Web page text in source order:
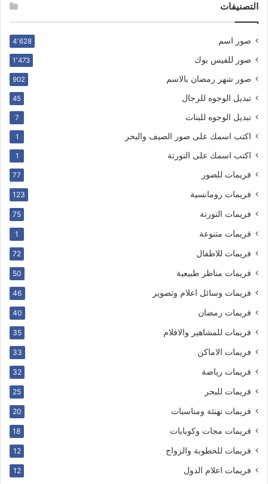
التصنيفات
صور اسم 4٬628
صور للفيس بوك 1٬473
صور شهر رمضان بالاسم 902
تبديل الوجوه للرجال 45
تبديل الوجوه للبنات 7
اكتب اسمك على صور الصيف والبحر 1
اكتب اسمك على التورتة 1
فريمات للصور 77
فريمات رومانسية 123
فريمات التورتة 75
فريمات متنوعة 1
فريمات للاطفال 72
فريمات مناظر طبيعية 50
فريمات وسائل اعلام وتصوير 46
فريمات رمضان 40
فريمات للمشاهير والافلام 35
فريمات الاماكن 33
فريمات رياضة 32
فريمات للبحر 25
فريمات تهنئة ومناسبات 20
فريمات مجات وكوبايات 18
فريمات للخطوبة والزواج 12
فريمات اعلام الدول 12